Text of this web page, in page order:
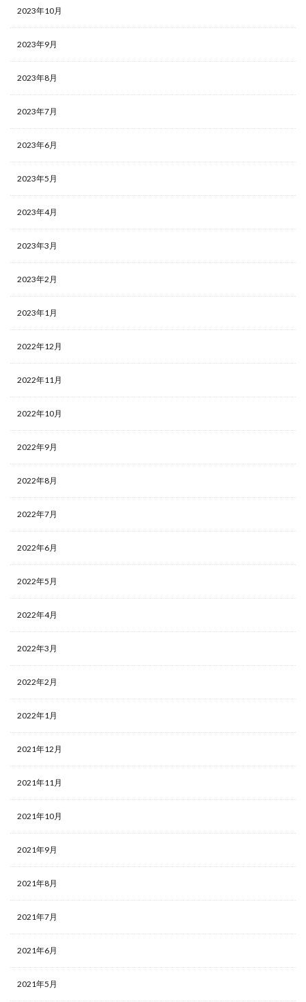
2023年10月
2023年9月
2023年8月
2023年7月
2023年6月
2023年5月
2023年4月
2023年3月
2023年2月
2023年1月
2022年12月
2022年11月
2022年10月
2022年9月
2022年8月
2022年7月
2022年6月
2022年5月
2022年4月
2022年3月
2022年2月
2022年1月
2021年12月
2021年11月
2021年10月
2021年9月
2021年8月
2021年7月
2021年6月
2021年5月